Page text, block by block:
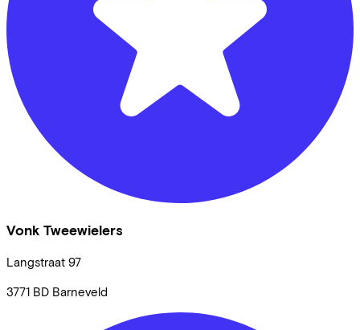
Vonk Tweewielers
Langstraat 97
3771 BD Barneveld